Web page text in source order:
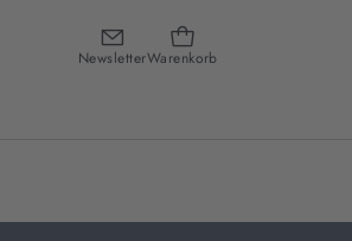
NewsletterWarenkorb